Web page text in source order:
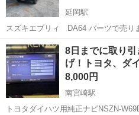
延岡駅
スズキエブリィ DA64 パーツで売り
絡下さい！
宮崎 延岡市 延岡駅 外装、
8日までに取り
げ！トヨタ、ダ
8,000円
南宮崎駅
トヨタダイハツ用純正ナビNSZN-